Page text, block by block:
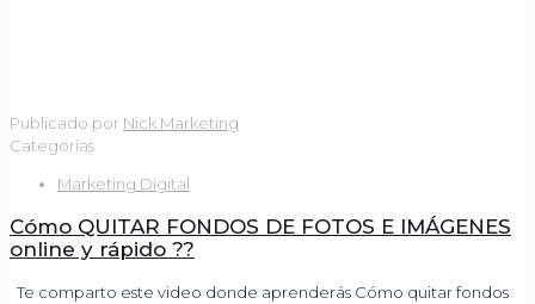
Publicado por Nick Marketing
Categorías
Marketing Digital
Cómo QUITAR FONDOS DE FOTOS E IMÁGENES
online y rápido ??
Te comparto este video donde aprenderás Cómo quitar fondos